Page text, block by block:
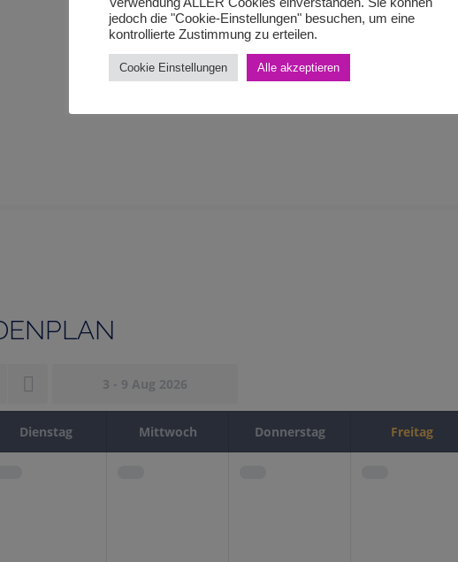
3 - 9 Aug 2026
Dienstag Mittwoch Donnerstag Freitag
jedoch die "Cookie-Einstellungen" besuchen, um eine
kontrollierte Zustimmung zu erteilen.
Cookie Einstellungen Alle akzeptieren